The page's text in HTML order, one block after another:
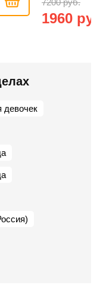
7200 руб.
1960
девочек